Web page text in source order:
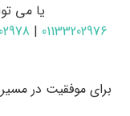
یا می
01133202976
|
برای موفقیت در